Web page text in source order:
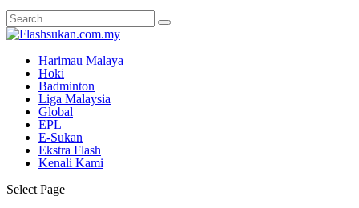
Harimau Malaya
Hoki
Badminton
Liga Malaysia
Global
EPL
E-Sukan
Ekstra Flash
Kenali Kami
Select Page